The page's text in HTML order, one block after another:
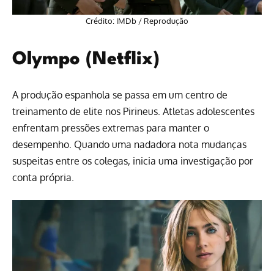
Crédito: IMDb / Reprodução
Olympo (Netflix)
A produção espanhola se passa em um centro de
treinamento de elite nos Pirineus. Atletas adolescentes
enfrentam pressões extremas para manter o
desempenho. Quando uma nadadora nota mudanças
suspeitas entre os colegas, inicia uma investigação por
conta própria.